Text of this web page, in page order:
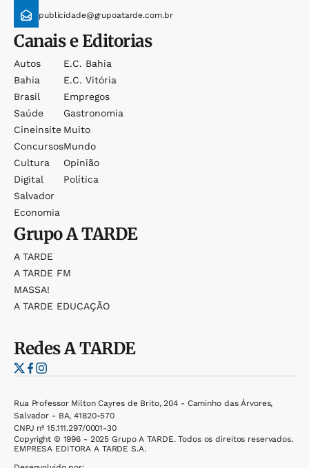
publicidade@grupoatarde.com.br
Canais e Editorias
Autos
Bahia
Brasil
Saúde
Cineinsite
Concursos
Cultura
Digital
Salvador
Economia
E.c. Bahia
E.c. Vitória
Empregos
Gastronomia
Muito
Mundo
Opinião
Política
GrupoA TARDE
A TARDE
A TARDE FM
MASSA!
A TARDE EDUCAÇÃO
RedesA TARDE
Rua Professor Milton Cayres de Brito, 204 - Caminho das Árvores,
Salvador - BA, 41820-570
CNPJ nº 15.111.297/0001-30
Copyright © 1996 - 2025 Grupo A TARDE. Todos os direitos reservados.
EMPRESA EDITORA A TARDE S.A.